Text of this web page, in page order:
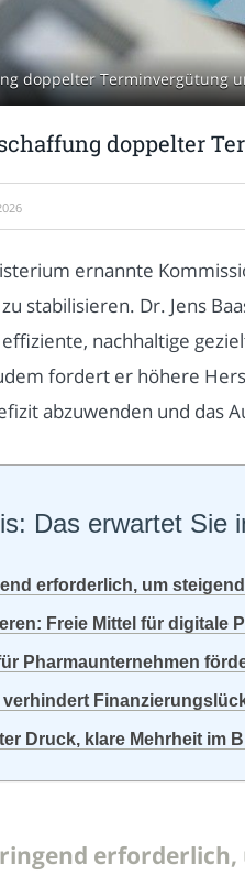
doppelter Terminvergütung
doppelter
ernannte
stabilisieren. Dr. Jens
nachhaltige
fordert er höhere
abzuwenden und das
Das erwartet Sie
erforderlich, um
Freie Mittel für digitale
Pharmaunternehmen
Druck, klare Mehrheit im